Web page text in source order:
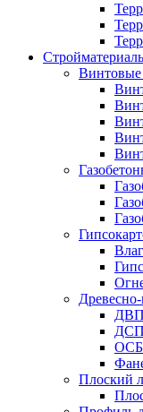
Винтовые
ДВП
ДСП
ОСБ
Плоский